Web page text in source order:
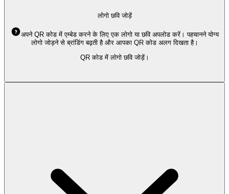
लोगो छवि जोड़ें
अपने QR कोड में एम्बेड करने के लिए एक लोगो या छवि अपलोड करें। पहचानने योग्य
लोगो जोड़ने से ब्रांडिंग बढ़ती है और आपका QR कोड अलग दिखता है।
QR कोड में लोगो छवि जोड़ें।